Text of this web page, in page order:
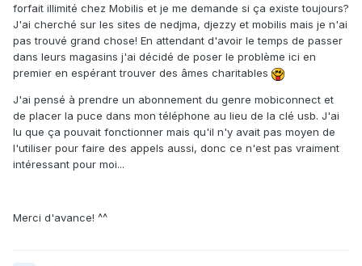
forfait illimité chez Mobilis et je me demande si ça existe toujours?
J'ai cherché sur les sites de nedjma, djezzy et mobilis mais je n'ai
pas trouvé grand chose! En attendant d'avoir le temps de passer
dans leurs magasins j'ai décidé de poser le problème ici en
premier en espérant trouver des âmes charitables
J'ai pensé à prendre un abonnement du genre mobiconnect et
de placer la puce dans mon téléphone au lieu de la clé usb. J'ai
lu que ça pouvait fonctionner mais qu'il n'y avait pas moyen de
l'utiliser pour faire des appels aussi, donc ce n'est pas vraiment
intéressant pour moi...
Merci d'avance! ^^